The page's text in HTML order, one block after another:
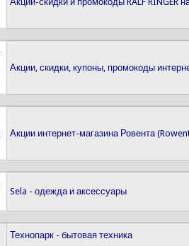
Акции, скидки, купоны, промокоды
Акции интернет-магазина Ровента
Sela - одежда и аксессуары
Технопарк - бытовая техника